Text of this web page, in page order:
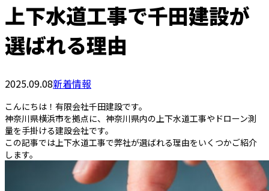
上下水道工事で千田建設が
選ばれる理由
2025.09.08新着情報
こんにちは！有限会社千田建設です。
神奈川県横浜市を拠点に、神奈川県内の上下水道工事やドローン測
量を手掛ける建設会社です。
この記事では上下水道工事で弊社が選ばれる理由をいくつかご紹介
します。